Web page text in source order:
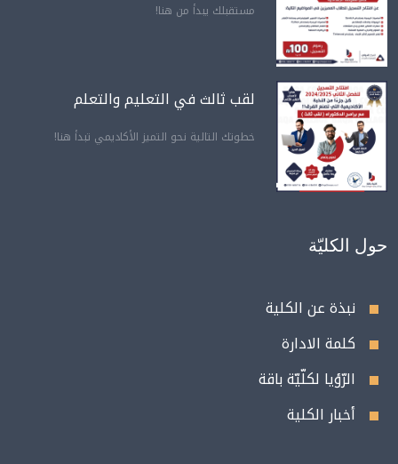
مستقبلك يبدأ من هنا!
لقب ثالث في التعليم والتعلم
خطوتك التالية نحو التميز الأكاديمي تبدأ هنا!
حول الكليّة
نبذة عن الكلية
كلمة الادارة
الرّؤيا لكلّيّة باقة
أخبار الكلية